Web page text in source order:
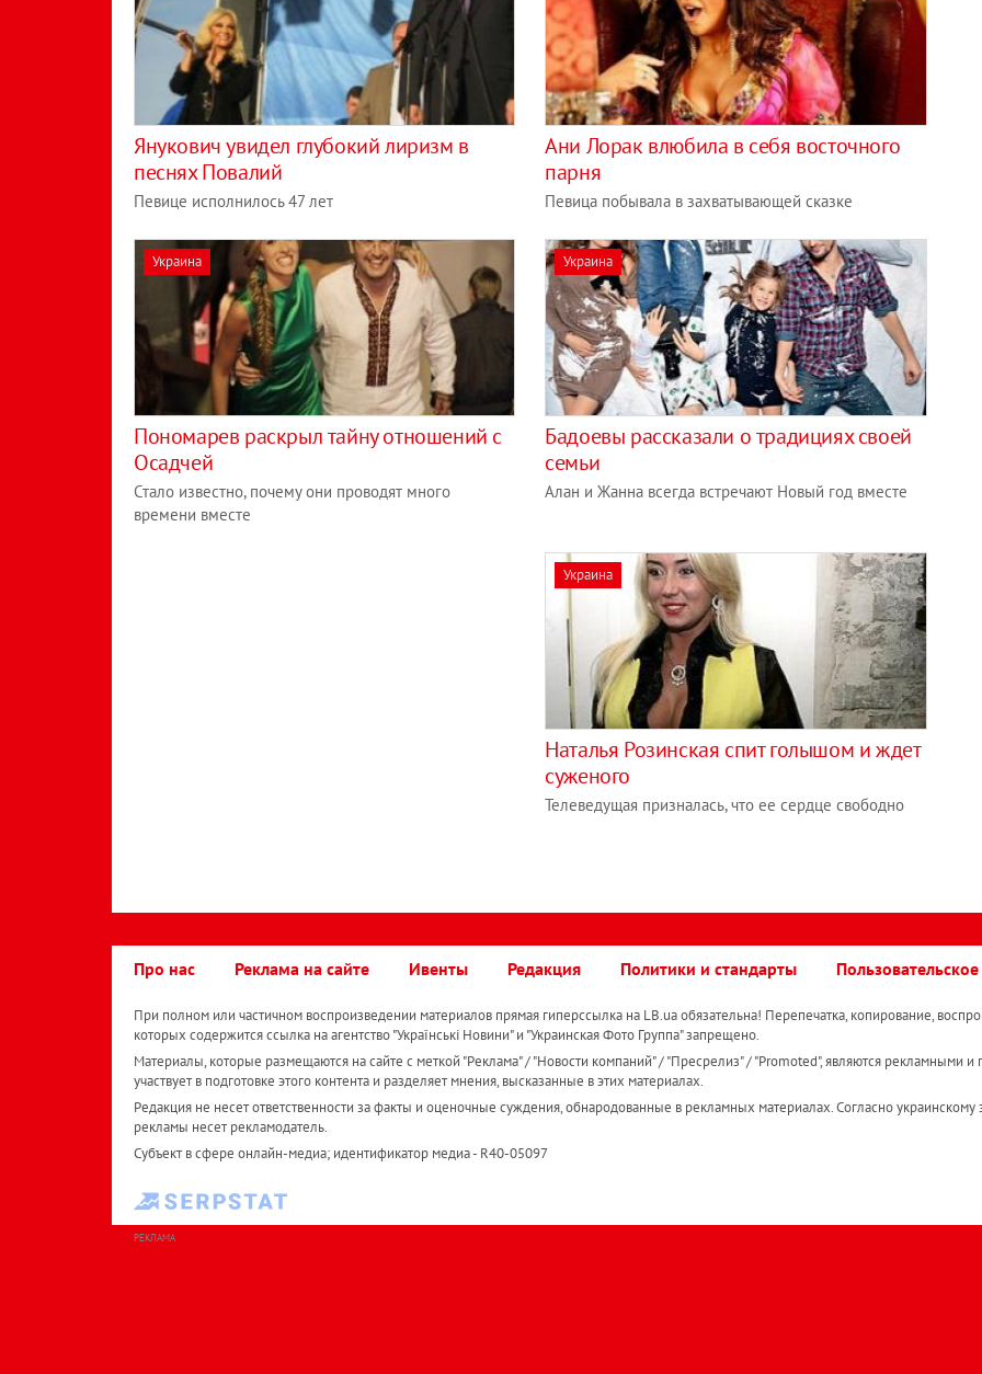
Янукович увидел глубокий лиризм в
песнях Повалий
Певице исполнилось 47 лет
Ани Лорак влюбила в себя восточного
парня
Певица побывала в захватывающей сказке
Украина
Пономарев раскрыл тайну отношений с
Осадчей
Стало известно, почему они проводят много
времени вместе
Украина
Бадоевы рассказали о традициях своей
семьи
Алан и Жанна всегда встречают Новый год вместе
Украина
Наталья Розинская спит голышом и ждет
суженого
Телеведущая призналась, что ее сердце свободно
Про нас Реклама на сайте Ивенты Редакция Политики и стандарты
При полном или частичном воспроизведении материалов прямая гиперссылка на LB.ua обязательна! Перепечатка, копирование,
которых содержится ссылка на агентство "Українськi Новини" и "Украинская Фото Группа" запрещено.
Материалы, которые размещаются на сайте с меткой "Реклама" / "Новости компаний" / "Пресрелиз" / "Promoted", являются рекламными и
участвует в подготовке этого контента и разделяет мнения, высказанные в этих материалах.
Редакция не несет ответственности за факты и оценочные суждения, обнародованные в рекламных материалах. Согласно украинскому
рекламы несет рекламодатель.
Субъект в сфере онлайн-медиа; идентификатор медиа - R40-05097
РЕКЛАМА